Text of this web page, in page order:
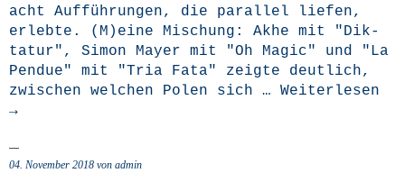
acht Auf­füh­run­gen, die par­al­lel lie­fen,
erleb­te. (M)eine Mischung: Akhe mit "Dik­
ta­tur", Simon May­er mit "Oh Magic" und "La
Pen­due" mit "Tria Fata" zeig­te deut­lich,
zwi­schen wel­chen Polen sich … Wei­ter­le­sen
→
04. November 2018 von admin